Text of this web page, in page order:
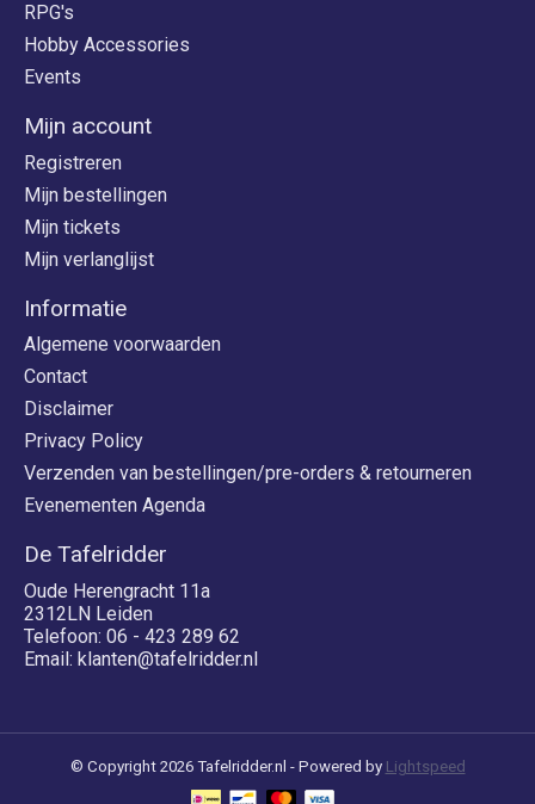
RPG's
Hobby Accessories
Events
Mijn account
Registreren
Mijn bestellingen
Mijn tickets
Mijn verlanglijst
Informatie
Algemene voorwaarden
Contact
Disclaimer
Privacy Policy
Verzenden van bestellingen/pre-orders & retourneren
Evenementen Agenda
De Tafelridder
Oude Herengracht 11a
2312LN Leiden
Telefoon: 06 - 423 289 62
Email: klanten@tafelridder.nl
© Copyright 2026 Tafelridder.nl - Powered by Lightspeed